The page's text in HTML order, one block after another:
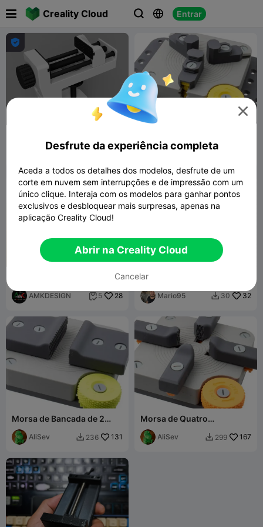
Creality Cloud   Entrar


Totalmente imprimível em
3.3K
Mandíbulas
AMKDESIGN  5 28
Morsa da banco
Mario95  30 32
Morsa de Bancada de 2
Mandíbulas
AliSev  236 131
Morsa de Quatro
Mandíbulas para Bancada
AliSev  299 167

Desfrute da experiência completa
Aceda a todos os detalhes dos modelos, desfrute de um
corte em nuvem sem interrupções e de impressão com um
único clique. Interaja com os modelos para ganhar pontos
exclusivos e desbloquear mais surpresas, apenas na
aplicação Creality Cloud!
Abrir na Creality Cloud
Cancelar